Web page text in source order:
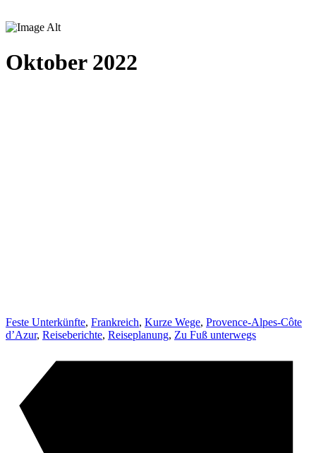
Oktober 2022
Feste Unterkünfte, Frankreich, Kurze Wege, Provence-Alpes-Côte
d’Azur, Reiseberichte, Reiseplanung, Zu Fuß unterwegs